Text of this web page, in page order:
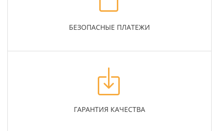
БЕЗОПАСНЫЕ ПЛАТЕЖИ
ГАРАНТИЯ КАЧЕСТВА